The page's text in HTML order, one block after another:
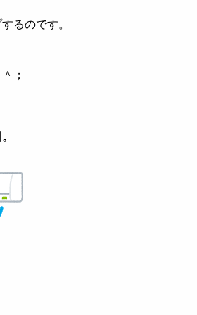
るのです。
；